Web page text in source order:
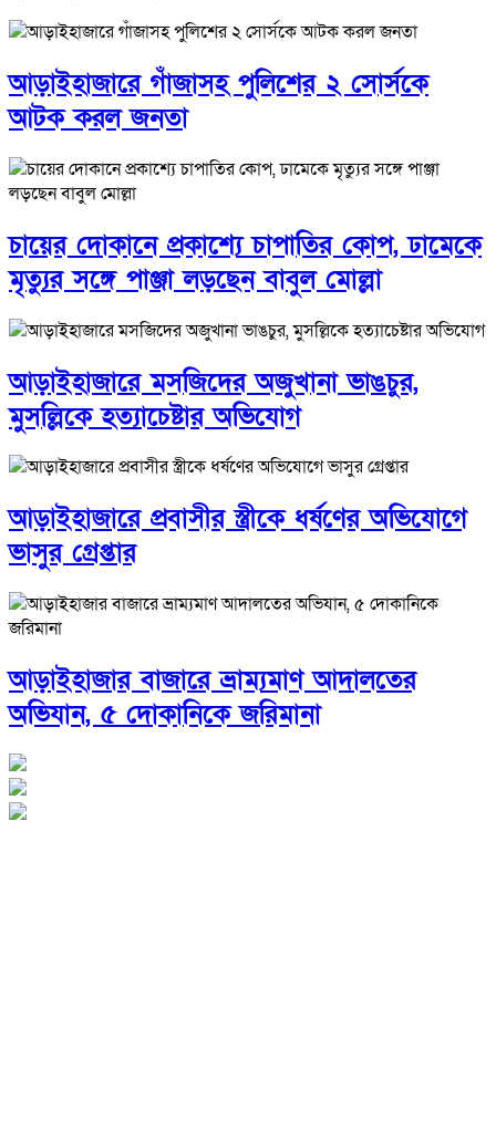
আড়াইহাজারে গাঁজাসহ পুলিশের ২ সোর্সকে
আটক করল জনতা
চায়ের দোকানে প্রকাশ্যে চাপাতির কোপ, ঢামেকে
মৃত্যুর সঙ্গে পাঞ্জা লড়ছেন বাবুল মোল্লা
আড়াইহাজারে মস‌জি‌দের অজুখানা ভাঙচুর,
মুসল্লিকে হত্যাচেষ্টার অভিযোগ
আড়াইহাজারে প্রবাসীর স্ত্রীকে ধর্ষণের অভিযোগে
ভাসুর গ্রেপ্তার
আড়াইহাজার বাজারে ভ্রাম্যমাণ আদালতের
অভিযান, ৫ দোকানিকে জরিমানা